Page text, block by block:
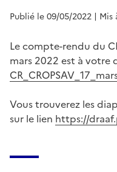
Publié le 09/05/2022 | Mis
Le compte-rendu du
mars 2022 est à votre
Vous trouverez les
sur le lien https://